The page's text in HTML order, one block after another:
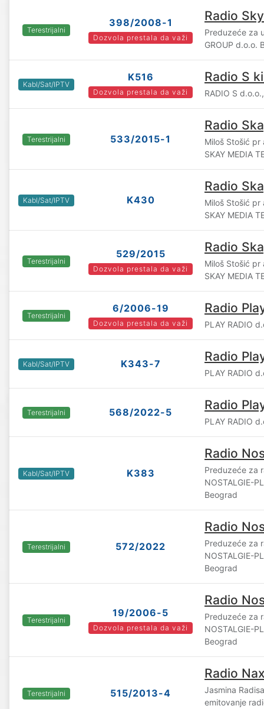
Terestrijalni
398/2008-1
Dozvola prestala da važi
Radio Sky
Preduzeće za
GROUP d.o.o.
Kabl/Sat/IPTV
K516
Dozvola prestala da važi
Radio S
RADIO S
Terestrijalni 533/2015-1
Radio
Miloš Stošić
SKAY MEDIA
Kabl/Sat/IPTV K430
Radio
Miloš Stošić
SKAY MEDIA
Terestrijalni
529/2015
Dozvola prestala da važi
Radio
Miloš Stošić
SKAY MEDIA
Terestrijalni
6/2006-19
Dozvola prestala da važi
Radio
PLAY RADIO
Kabl/Sat/IPTV K343-7 Radio
PLAY RADIO
Terestrijalni 568/2022-5 Radio
PLAY RADIO
Kabl/Sat/IPTV K383
Radio
Preduzeće za
NOSTALGIE-
Beograd
Terestrijalni 572/2022
Radio
Preduzeće za
NOSTALGIE-
Beograd
Terestrijalni
19/2006-5
Dozvola prestala da važi
Radio
Preduzeće za
NOSTALGIE-
Beograd
Terestrijalni 515/2013-4
Radio
Jasmina
emitovanje